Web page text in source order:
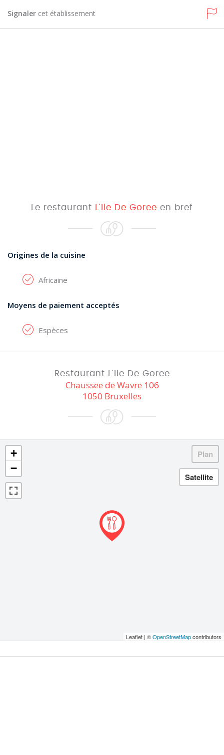
Signaler cet établissement
Le restaurant L'Ile De Goree en bref
Origines de la cuisine
Africaine
Moyens de paiement acceptés
Espèces
Restaurant L'Ile De Goree
Chaussee de Wavre 106
1050 Bruxelles
+
−
Leaflet | ©OpenStreetMapcontributors